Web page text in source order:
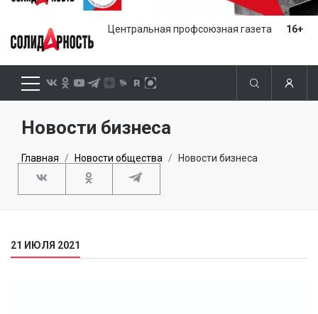
Центральная профсоюзная газета 16+
Новости бизнеса
Главная Новости общества Новости бизнеса
21 ИЮЛЯ 2021